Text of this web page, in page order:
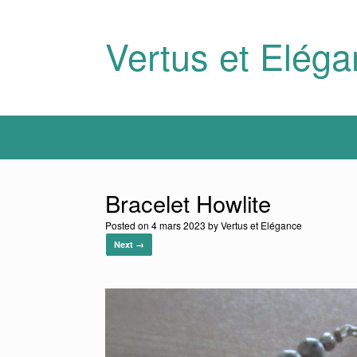
Vertus et
Bracelet Howlite
Posted on 4 mars 2023 byVertus et Elégance
Next →